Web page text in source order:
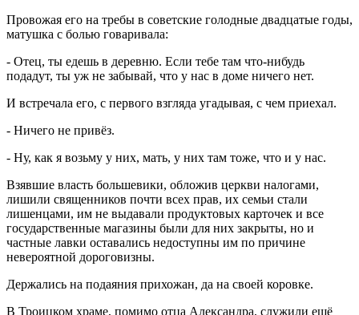
Провожая его на требы в советские голодные двадцатые годы,
матушка с болью говаривала:
- Отец, ты едешь в деревню. Если тебе там что-нибудь
подадут, ты уж не забывай, что у нас в доме ничего нет.
И встречала его, с первого взгляда угадывая, с чем приехал.
- Ничего не привёз.
- Ну, как я возьму у них, мать, у них там тоже, что и у нас.
Взявшие власть большевики, обложив церкви налогами,
лишили священников почти всех прав, их семьи стали
лишенцами, им не выдавали продуктовых карточек и все
государственные магазины были для них закрыты, но и
частные лавки оставались недоступны им по причине
невероятной дороговизны.
Держались на подаяния прихожан, да на своей коровке.
В Троицком храме, помимо отца Александра, служили ещё